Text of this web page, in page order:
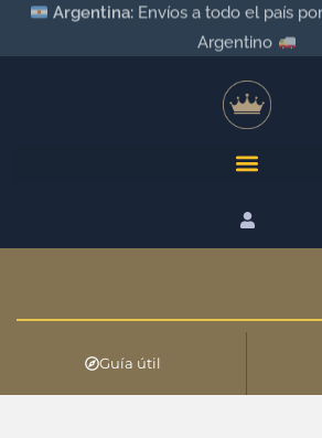
Argentina:Envíos a todo el país
Argentino
Guía útil